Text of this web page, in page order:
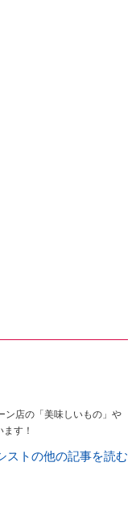
ン店の「美味しいもの」や
す！
ストの他の記事を読む